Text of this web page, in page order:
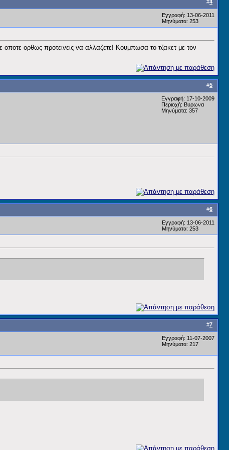
#4
Εγγραφή: 13-06-2011
Μηνύματα: 253
οποτε ορθως προτεινεις να αλλαζετε! Κουμπωσα το τζακετ με τον
#5
Εγγραφή: 17-10-2009
Περιοχή: Βυρωνα
Μηνύματα: 357
#6
Εγγραφή: 13-06-2011
Μηνύματα: 253
#7
Εγγραφή: 11-07-2007
Μηνύματα: 217